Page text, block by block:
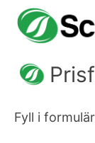
Fyll i